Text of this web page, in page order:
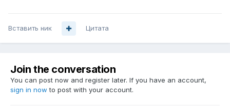
Вставить ник Цитата
Join the conversation
You can post now and register later. If you have an account,
sign in now to post with your account.